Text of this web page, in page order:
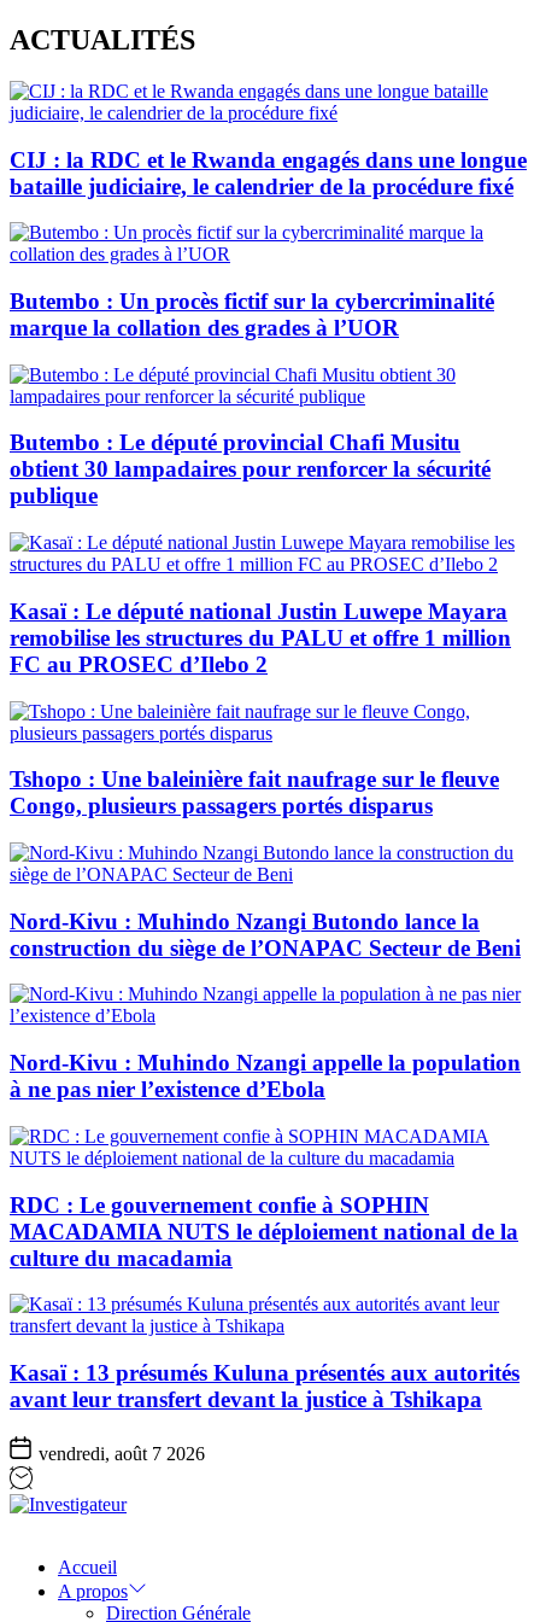
Skip
to
content
ACTUALITÉS
CIJ : la RDC et le Rwanda engagés dans une longue
bataille judiciaire, le calendrier de la procédure fixé
Butembo : Un procès fictif sur la cybercriminalité
marque la collation des grades à l’UOR
Butembo : Le député provincial Chafi Musitu
obtient 30 lampadaires pour renforcer la sécurité
publique
Kasaï : Le député national Justin Luwepe Mayara
remobilise les structures du PALU et offre 1 million
FC au PROSEC d’Ilebo 2
Tshopo : Une baleinière fait naufrage sur le fleuve
Congo, plusieurs passagers portés disparus
Nord-Kivu : Muhindo Nzangi Butondo lance la
construction du siège de l’ONAPAC Secteur de Beni
Nord-Kivu : Muhindo Nzangi appelle la population
à ne pas nier l’existence d’Ebola
RDC : Le gouvernement confie à SOPHIN
MACADAMIA NUTS le déploiement national de la
culture du macadamia
Kasaï : 13 présumés Kuluna présentés aux autorités
avant leur transfert devant la justice à Tshikapa
vendredi, août 7 2026
Accueil
A propos
Direction Générale